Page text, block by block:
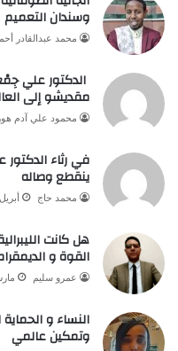
وسندان التعميم
محمد عبدالقادر
الدكتور علي
مقديشو إلى
محمود علي آدم
في رثاء الدكتور
ينقطع وصاله
محمد حاج أبريل 2, 2026
هل كانت
القوة و
عمرو سليم مارس
النساء و
وتمكين عالمي